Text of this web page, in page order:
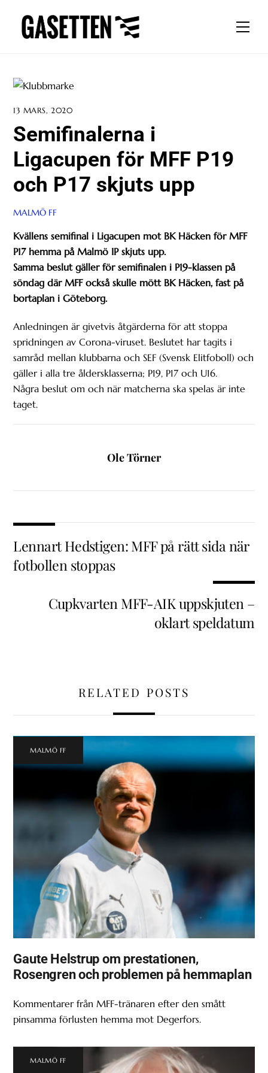
content
13 MARS, 2020
Semifinalerna i
Ligacupen för MFF P19
och P17 skjuts upp
MALMÖ FF
Kvällens semifinal i Ligacupen mot BK Häcken för MFF
P17 hemma på Malmö IP skjuts upp.
Samma beslut gäller för semifinalen i P19-klassen på
söndag där MFF också skulle mött BK Häcken, fast på
bortaplan i Göteborg.
Anledningen är givetvis åtgärderna för att stoppa
spridningen av Corona-viruset. Beslutet har tagits i
samråd mellan klubbarna och SEF (Svensk Elitfoboll) och
gäller i alla tre åldersklasserna; P19, P17 och U16.
Några beslut om och när matcherna ska spelas är inte
taget.
Ole Törner
Lennart Hedstigen: MFF på rätt sida när
fotbollen stoppas
Cupkvarten MFF-AIK uppskjuten –
oklart speldatum
RELATED POSTS
MALMÖ FF
Gaute Helstrup om prestationen,
Rosengren och problemen på hemmaplan
Kommentarer från MFF-tränaren efter den smått
pinsamma förlusten hemma mot Degerfors.
MALMÖ FF